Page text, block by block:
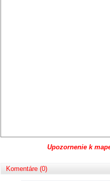
Upozornenie k
Komentáre (0)